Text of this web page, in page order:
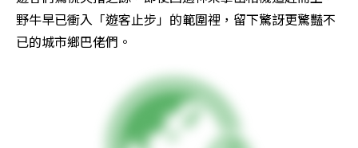
野牛早已衝入「遊客止步」的範圍裡，留下驚訝更驚豔不
已的城市鄉巴佬們。